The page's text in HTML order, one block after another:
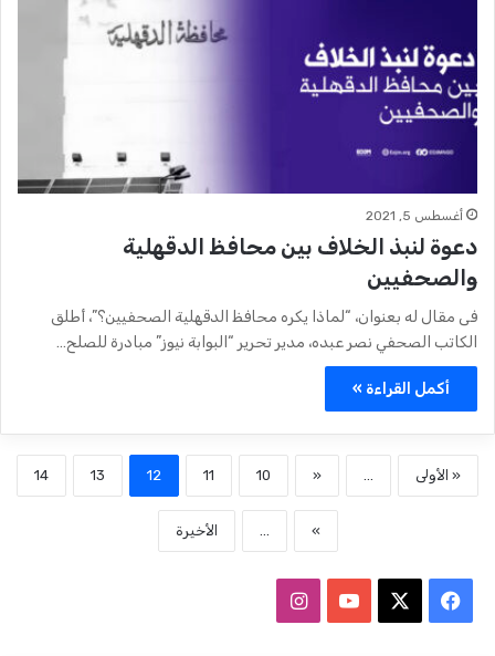
أغسطس 5, 2021
دعوة لنبذ الخلاف بين محافظ الدقهلية
والصحفيين
فى مقال له بعنوان، “لماذا يكره محافظ الدقهلية الصحفيين؟”، أطلق
الكاتب الصحفي نصر عبده، مدير تحرير “البوابة نيوز” مبادرة للصلح…
أكمل القراءة »
« الأولى «
10
11
12
13
14
» الأخيرة